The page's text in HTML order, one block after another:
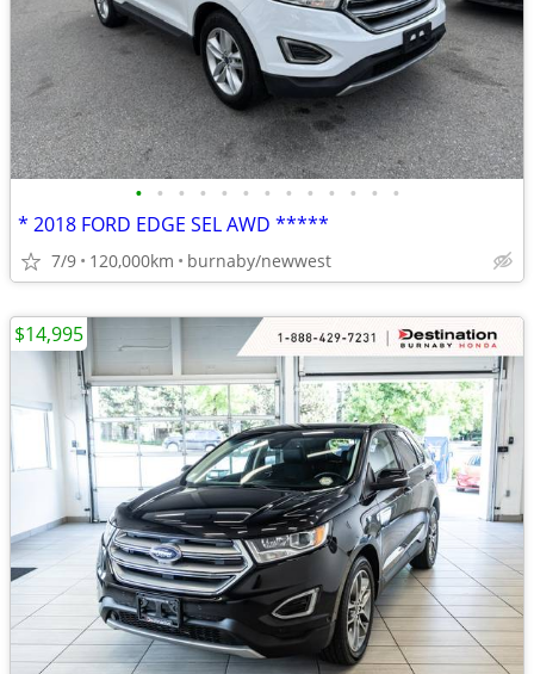
• • • • • • • • • • • • •
* 2018 FORD EDGE SEL AWD *****
7/9 120,000km burnaby/newwest
$14,995